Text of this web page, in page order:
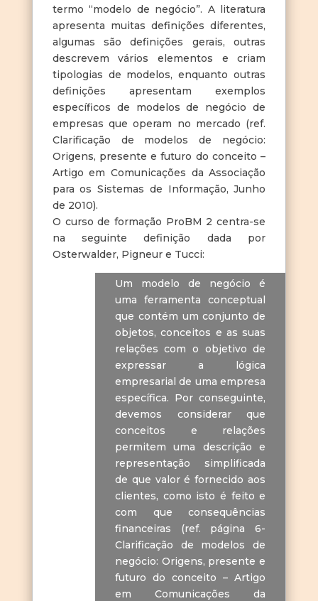
termo “modelo de negócio”. A literatura
apresenta muitas definições diferentes,
algumas são definições gerais, outras
descrevem vários elementos e criam
tipologias de modelos, enquanto outras
definições apresentam exemplos
específicos de modelos de negócio de
empresas que operam no mercado (ref.
Clarificação de modelos de negócio:
Origens, presente e futuro do conceito –
Artigo em Comunicações da Associação
para os Sistemas de Informação, Junho
de 2010).
O curso de formação ProBM 2 centra-se
na seguinte definição dada por
Osterwalder, Pigneur e Tucci:
Um modelo de negócio é
uma ferramenta conceptual
que contém um conjunto de
objetos, conceitos e as suas
relações com o objetivo de
expressar a lógica
empresarial de uma empresa
específica. Por conseguinte,
devemos considerar que
conceitos e relações
permitem uma descrição e
representação simplificada
de que valor é fornecido aos
clientes, como isto é feito e
com que consequências
financeiras (ref. página 6-
Clarificação de modelos de
negócio: Origens, presente e
futuro do conceito – Artigo
em Comunicações da